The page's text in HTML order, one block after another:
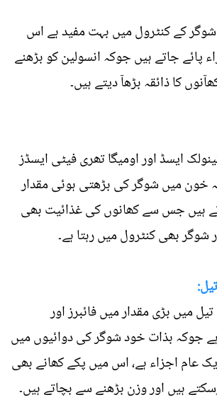
شوگر کے کنٹرول میں بہت مفید ہے اس
پائے جاتے ہیں جوکہ انسولین کو بڑھنے
کا ذائقہ بڑھآ دیتے ہیں۔
ایسڈ اور اومیگا تھری فیٹی ایسڈز
خون میں شوگر کی بڑھتی ہوئی مقدار
ہیں جس سے کھانوں کی غذائیت بھی
شوگر بھی کنٹرول میں رہتا ہے۔
میں بڑی مقدار میں فائبرز اور
ہے جوکہ بذات خود شوگر کی دوائیوں میں
عام اجزاء ہے، اس میں پکے کھانے بھی
ہیں اور وزن بڑھنے سے بچاتے ہیں۔